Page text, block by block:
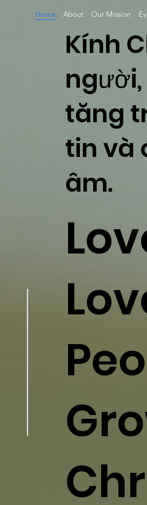
Home About Our Mission
Kính
tăng
tin và
âm.